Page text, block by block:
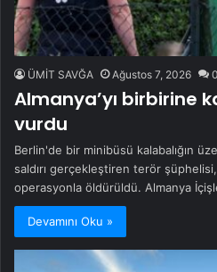
ÜMİT SAVĞA Ağustos 7, 2026 0
Almanya’yı birbirine
vurdu
Berlin'de bir minibüsü kalabalığın
saldırı gerçekleştiren terör
operasyonla öldürüldü. Almanya
Devamını Oku »